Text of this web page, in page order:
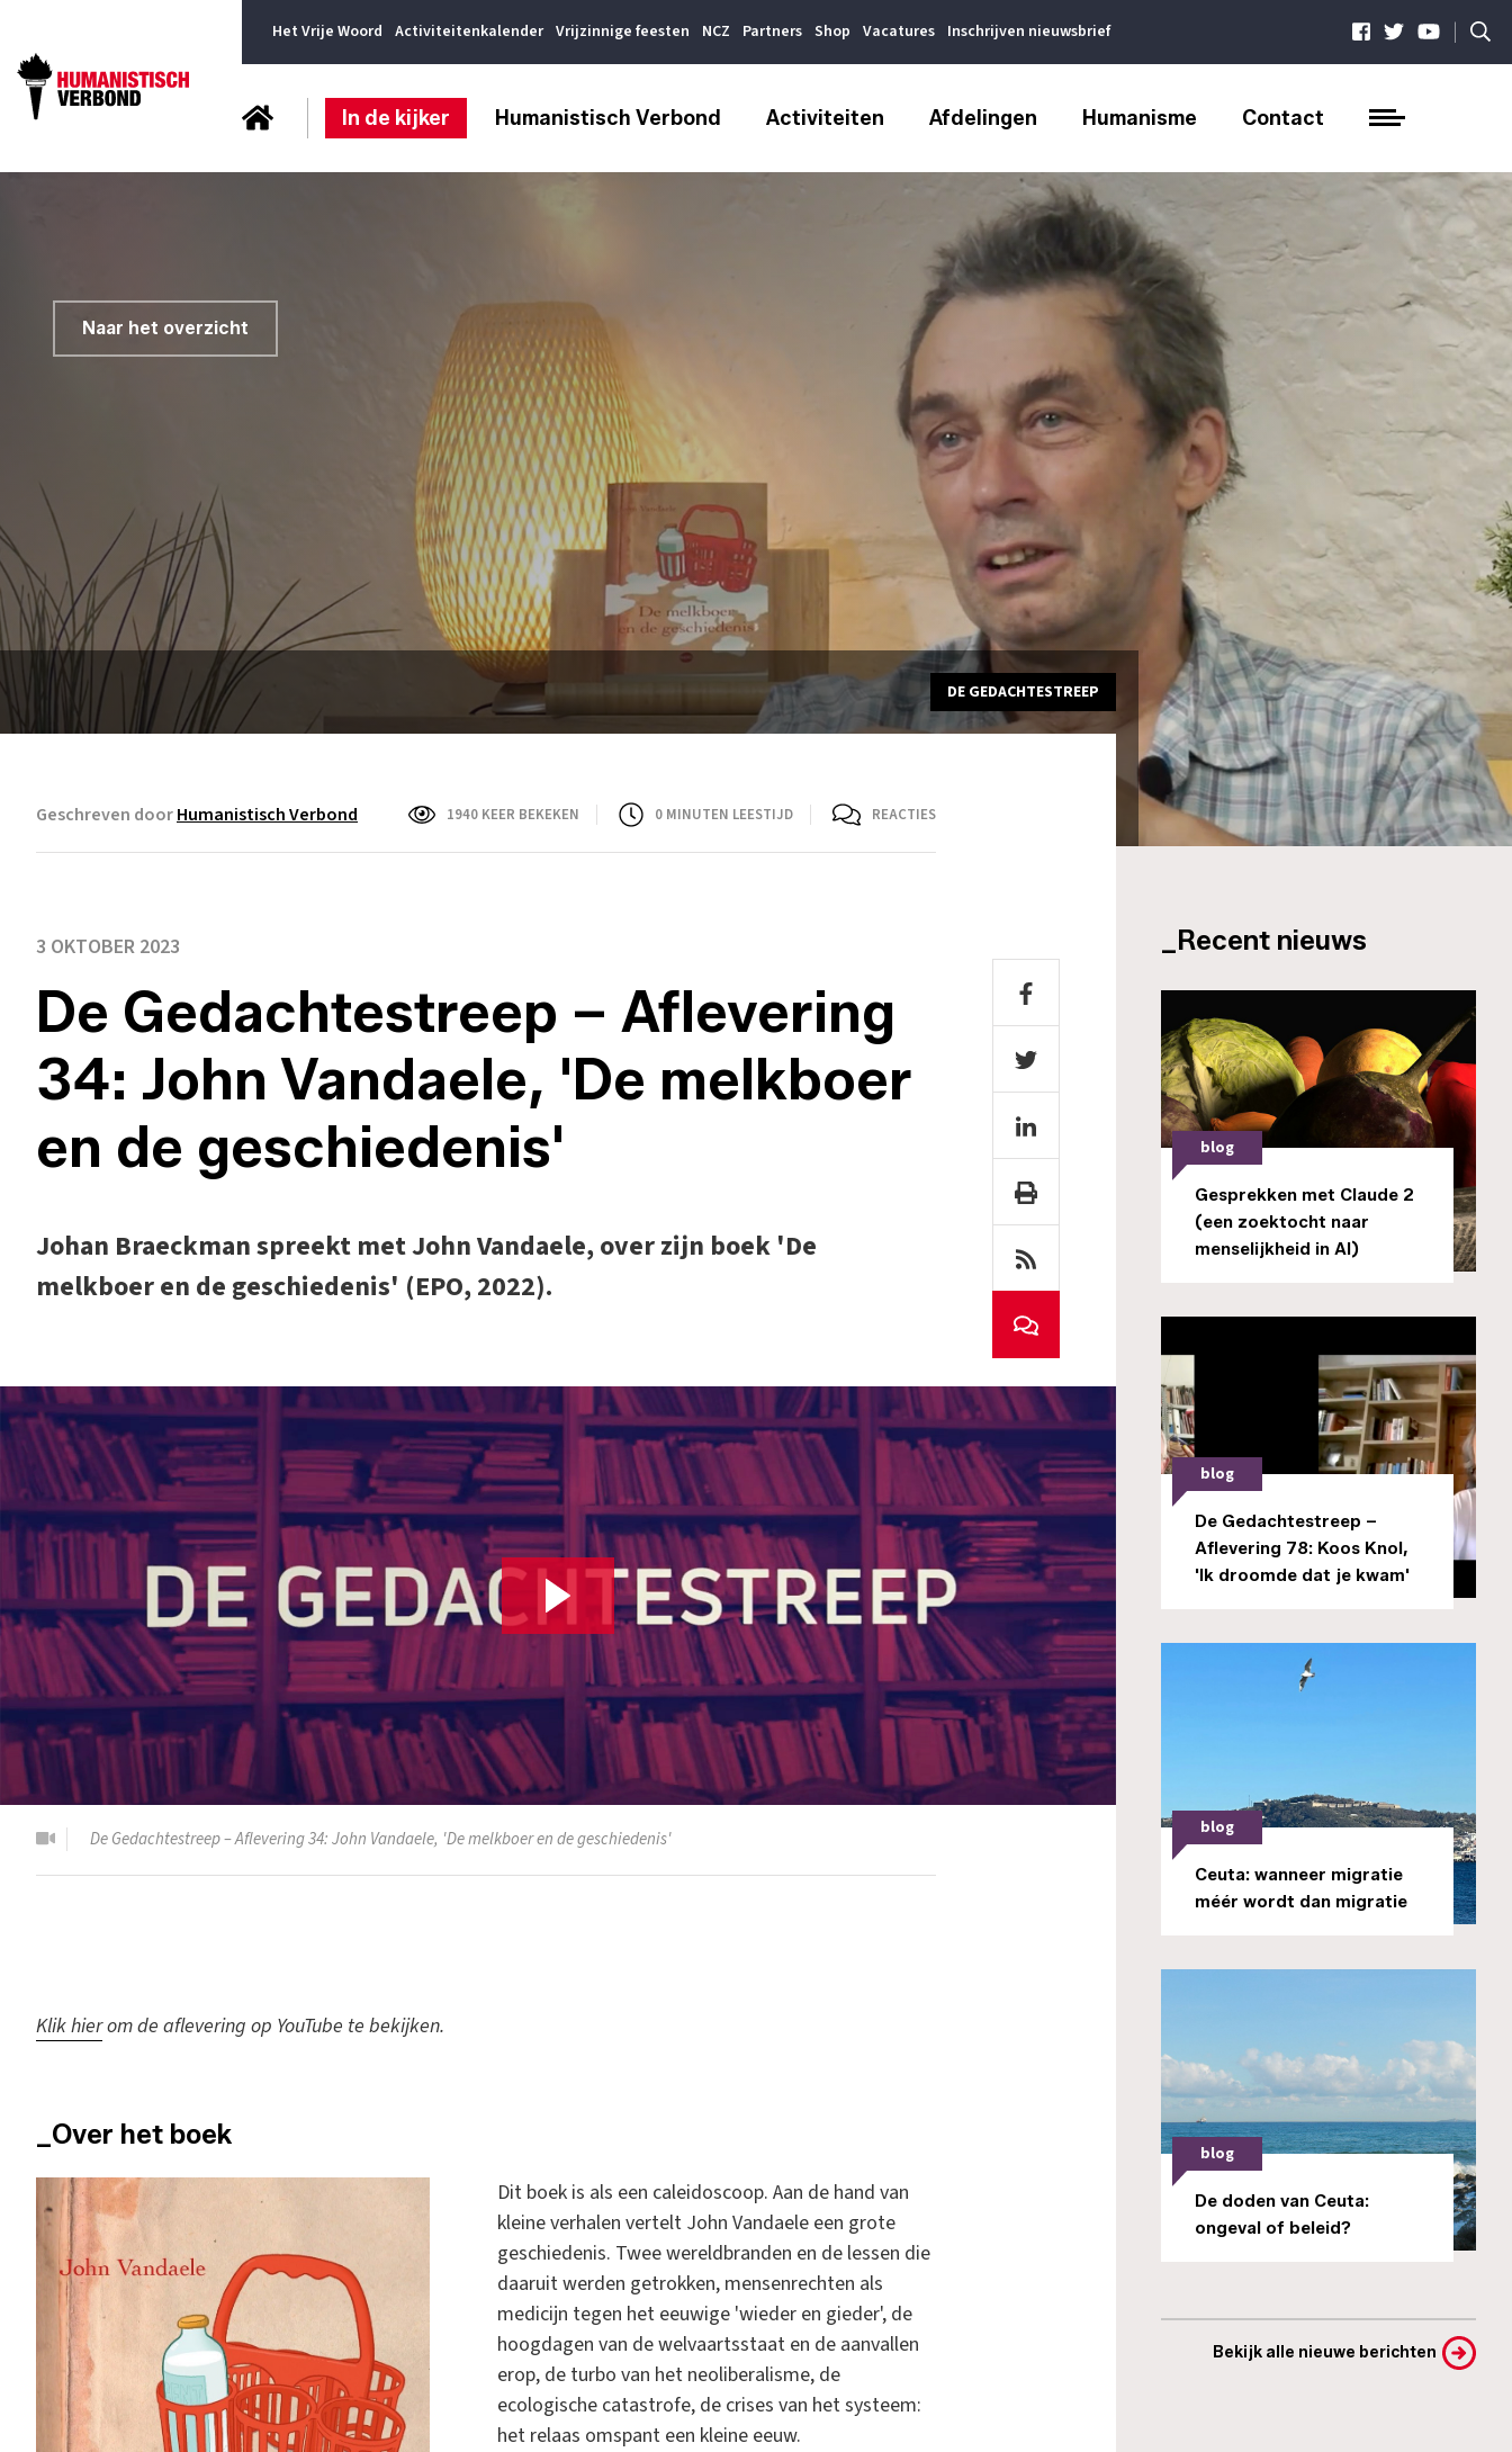
Het Vrije Woord Activiteitenkalender Vrijzinnige feesten NCZ Partners Shop Vacatures Inschrijven nieuwsbrief |
In de kijker Humanistisch Verbond Activiteiten Afdelingen Humanisme Contact
Naar het overzicht
DE GEDACHTESTREEP
Geschreven doorHumanistisch Verbond 1940 KEER BEKEKEN 0 MINUTEN LEESTIJD REACTIES
3 OKTOBER 2023
De Gedachtestreep – Aflevering
34: John Vandaele, 'De melkboer
en de geschiedenis'
Johan Braeckman spreekt met John Vandaele, over zijn boek 'De
melkboer en de geschiedenis' (EPO, 2022).
De Gedachtestreep – Aflevering 34: John Vandaele, 'De melkboer en de geschiedenis'
Klik hierom de aflevering op YouTube te bekijken.
_Over het boek
Dit boek is als een caleidoscoop. Aan de hand van
kleine verhalen vertelt John Vandaele een grote
geschiedenis. Twee wereldbranden en de lessen die
daaruit werden getrokken, mensenrechten als
medicijn tegen het eeuwige 'wieder en gieder', de
hoogdagen van de welvaartsstaat en de aanvallen
erop, de turbo van het neoliberalisme, de
ecologische catastrofe, de crises van het systeem:
het relaas omspant een kleine eeuw.
_Recent nieuws
blog
Gesprekken met Claude 2
(een zoektocht naar
menselijkheid in AI)
blog
De Gedachtestreep –
Aflevering 78: Koos Knol,
'Ik droomde dat je kwam'
blog
Ceuta: wanneer migratie
méér wordt dan migratie
blog
De doden van Ceuta:
ongeval of beleid?
Bekijk alle nieuwe berichten